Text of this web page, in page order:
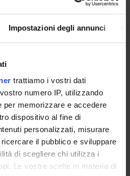
Impostazioni degli annunci
trattiamo i vostri dati
numero IP, utilizzando
per memorizzare e accedere
dispositivo al fine di
personalizzati, misurare
il pubblico e sviluppare
di scegliere chi utilizza i
Le vostre scelte in materia di
IN THE PROJECT
Clinical Psychology